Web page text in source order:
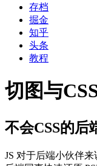
存档
掘金
知乎
头条
教程
切图与
不会CSS的后
JS 对于后端小伙伴